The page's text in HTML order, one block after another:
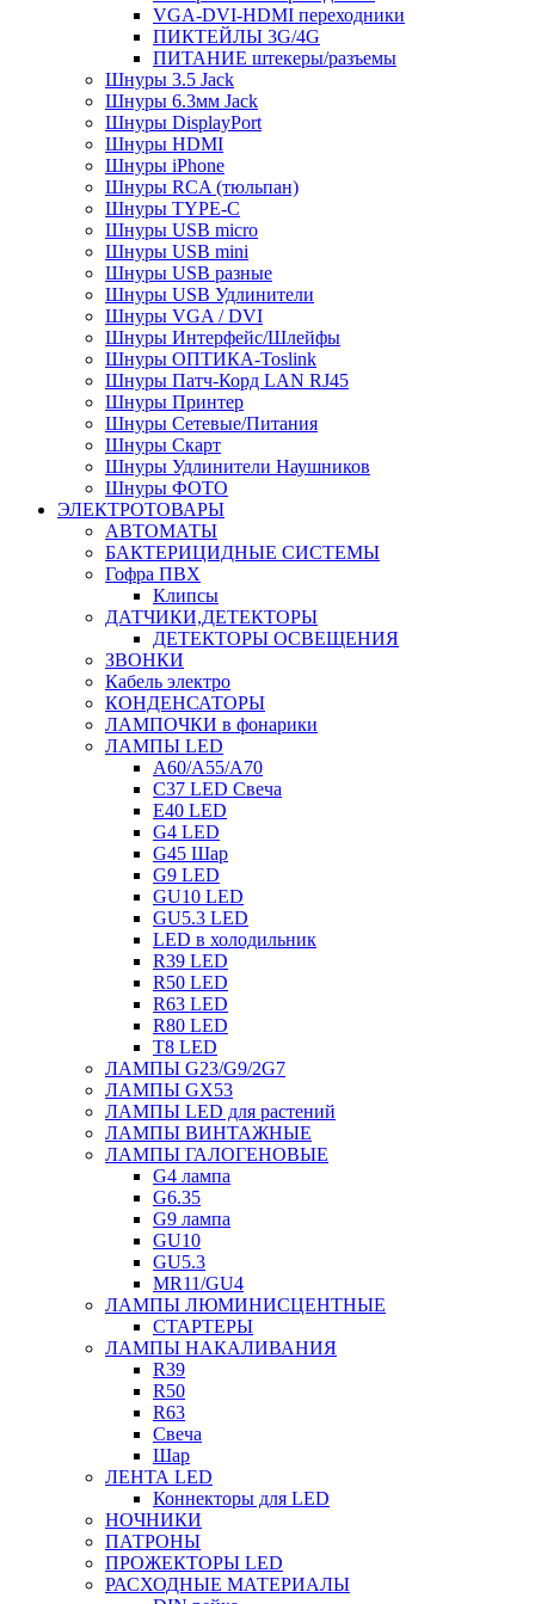
VGA-DVI-HDMI переходники
ПИКТЕЙЛЫ 3G/4G
ПИТАНИЕ штекеры/разъемы
Шнуры 3.5 Jack
Шнуры 6.3мм Jack
Шнуры DisplayPort
Шнуры HDMI
Шнуры iPhone
Шнуры RCA (тюльпан)
Шнуры TYPE-C
Шнуры USB micro
Шнуры USB mini
Шнуры USB разные
Шнуры USB Удлинители
Шнуры VGA / DVI
Шнуры Интерфейс/Шлейфы
Шнуры ОПТИКА-Toslink
Шнуры Патч-Корд LAN RJ45
Шнуры Принтер
Шнуры Сетевые/Питания
Шнуры Скарт
Шнуры Удлинители Наушников
Шнуры ФОТО
ЭЛЕКТРОТОВАРЫ
АВТОМАТЫ
БАКТЕРИЦИДНЫЕ СИСТЕМЫ
Гофра ПВХ
Клипсы
ДАТЧИКИ,ДЕТЕКТОРЫ
ДЕТЕКТОРЫ ОСВЕЩЕНИЯ
ЗВОНКИ
Кабель электро
КОНДЕНСАТОРЫ
ЛАМПОЧКИ в фонарики
ЛАМПЫ LED
A60/A55/A70
C37 LED Свеча
E40 LED
G4 LED
G45 Шар
G9 LED
GU10 LED
GU5.3 LED
LED в холодильник
R39 LED
R50 LED
R63 LED
R80 LED
T8 LED
ЛАМПЫ G23/G9/2G7
ЛАМПЫ GX53
ЛАМПЫ LED для растений
ЛАМПЫ ВИНТАЖНЫЕ
ЛАМПЫ ГАЛОГЕНОВЫЕ
G4 лампа
G6.35
G9 лампа
GU10
GU5.3
MR11/GU4
ЛАМПЫ ЛЮМИНИСЦЕНТНЫЕ
СТАРТЕРЫ
ЛАМПЫ НАКАЛИВАНИЯ
R39
R50
R63
Свеча
Шар
ЛЕНТА LED
Коннекторы для LED
НОЧНИКИ
ПАТРОНЫ
ПРОЖЕКТОРЫ LED
РАСХОДНЫЕ МАТЕРИАЛЫ